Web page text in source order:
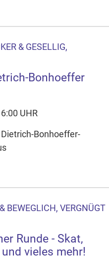
& GESELLIG,
Bonhoeffer
UHR
Bonhoeffer-
BEWEGLICH, VERGNÜGT
Runde - Skat,
vieles mehr!